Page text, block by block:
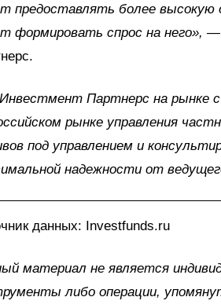
предоставлять более
формировать спрос на него», —
Партнерс на рынке
рынке управления
под управлением и
надежности от
данных: Investfunds.ru
материал не является
либо операции,